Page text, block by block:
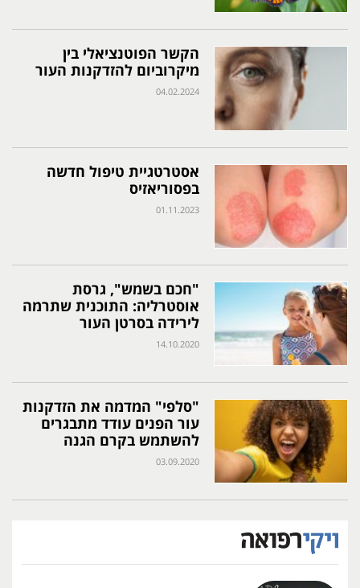
הקשר הפוטנציאלי בין
מיקרוביום להזדקנות העור
04.02.2024
אסטרטגיית טיפול חדשה
בפסוריאזיס
01.11.2023
"חכם בשמש", גרסת
אוסטרליה: התוכנית שתרמה
לירידה בסרטן העור
14.10.2020
"סלפי" המדמה את הזדקנות
עור הפנים עודד מתבגרים
להשתמש בקרם הגנה
03.09.2020